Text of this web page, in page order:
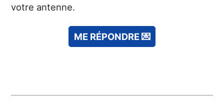
votre antenne.
ME RÉPONDRE 💌